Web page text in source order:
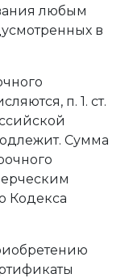
любым
в
п. 1. ст.
Сумма
Кодекса